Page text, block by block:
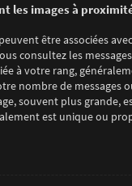
les images à
être associées
consultez les messages
à votre rang,
nombre de messages
souvent plus grande,
est unique ou